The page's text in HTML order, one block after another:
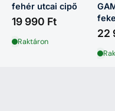
fehér utcai cipő
19 990 Ft
Raktáron
22